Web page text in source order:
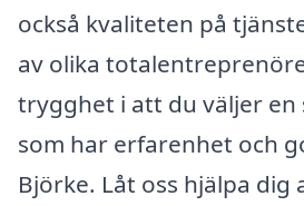
också kvaliteten på
av olika
trygghet i att du väljer en
som har erfarenhet och
Björke. Låt oss hjälpa dig